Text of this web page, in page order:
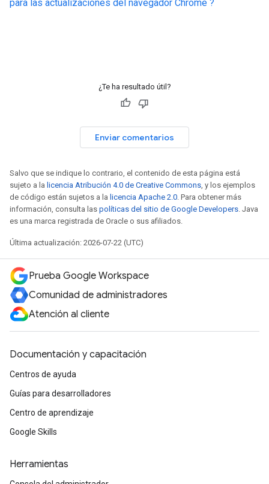
para las actualizaciones del navegador Chrome ?
¿Te ha resultado útil?
Enviar comentarios
Salvo que se indique lo contrario, el contenido de esta página está
sujeto a la licencia Atribución 4.0 de Creative Commons, y los ejemplos
de código están sujetos a la licencia Apache 2.0. Para obtener más
información, consulta las políticas del sitio de Google Developers. Java
es una marca registrada de Oracle o sus afiliados.
Última actualización: 2026-07-22 (UTC)
Prueba Google Workspace
Comunidad de administradores
Atención al cliente
Documentación y capacitación
Centros de ayuda
Guías para desarrolladores
Centro de aprendizaje
Google Skills
Herramientas